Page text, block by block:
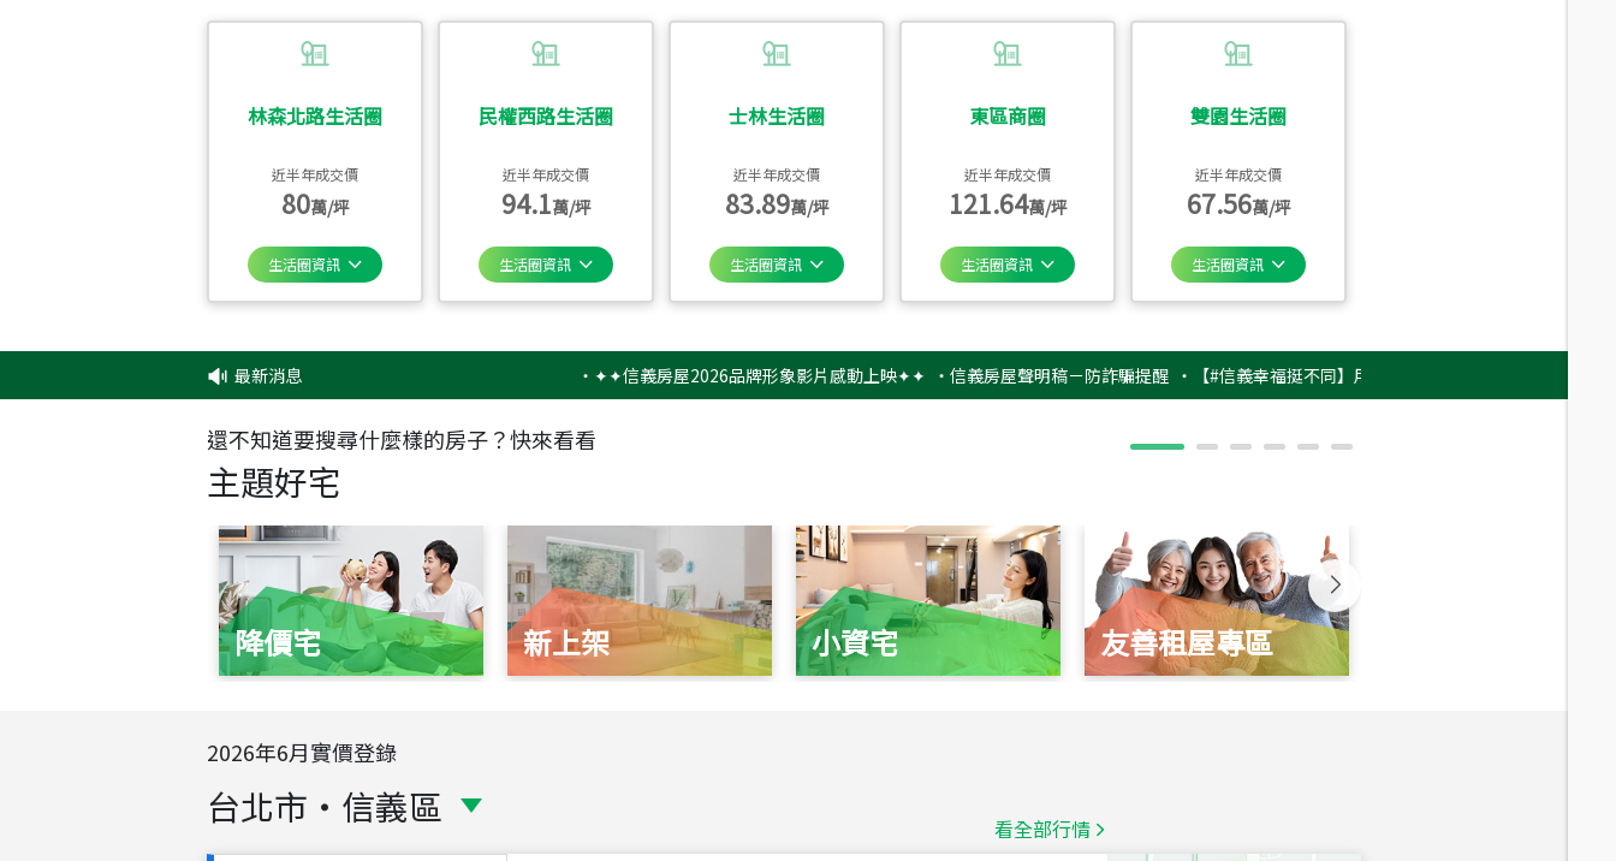
林森北路生活圈
近半年成交價
80萬/坪
生活圈資訊
民權西路生活圈
近半年成交價
94.1萬/坪
生活圈資訊
士林生活圈
近半年成交價
83.89萬/坪
生活圈資訊
東區商圈
近半年成交價
121.64萬/坪
生活圈資訊
雙園生活圈
近半年成交價
67.56萬/坪
生活圈資訊
最新消息 ✦✦信義房屋2026品牌形象影片感動上映✦✦ ‧信義房屋聲明稿－防詐騙提醒 ‧【#信義幸福挺不同】用實力，讓升職免抽號碼牌！最新雇主品
還不知道要搜尋什麼樣的房子？快來看看
主題好宅
降價宅 新上架 小資宅 友善租屋專區
2026年6月實價登錄
台北市 ・ 信義區 看全部行情
台北市中山區長春路